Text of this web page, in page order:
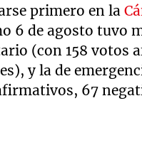
primero en la
6 de agosto tuvo
(con 158 votos
y la de
67